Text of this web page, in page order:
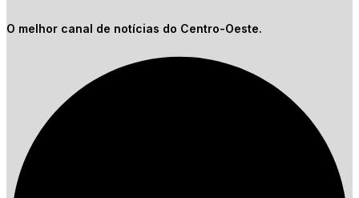
O melhor canal de notícias do Centro-Oeste.